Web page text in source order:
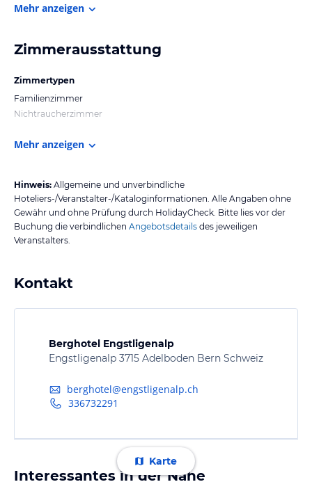
Mehr anzeigen
Zimmerausstattung
Zimmertypen
Familienzimmer
Nichtraucherzimmer
Mehr anzeigen
Hinweis: Allgemeine und unverbindliche
Hoteliers-/Veranstalter-/Kataloginformationen. Alle Angaben ohne
Gewähr und ohne Prüfung durch HolidayCheck. Bitte lies vor der
Buchung die verbindlichen Angebotsdetails des jeweiligen
Veranstalters.
Kontakt
Berghotel Engstligenalp
Engstligenalp 3715 Adelboden Bern Schweiz
berghotel@engstligenalp.ch
336732291
Karte
Interessantes in der Nähe